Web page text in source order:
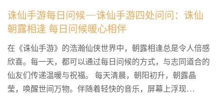
诛仙手游每日问候—诛仙手游四处问问：诛仙
朝露相逢 每日问候暖心相伴
在《诛仙手游》的浩瀚仙侠世界中，朝露相逢总是令人倍感
欣喜。每一天，都可以通过每日问候的方式，与志同道合的
仙友们传递温暖与祝福。 每天清晨，朝阳初升，朝露晶
莹，唤醒世间万物。伴随着轻快的音乐，屏幕上浮现...